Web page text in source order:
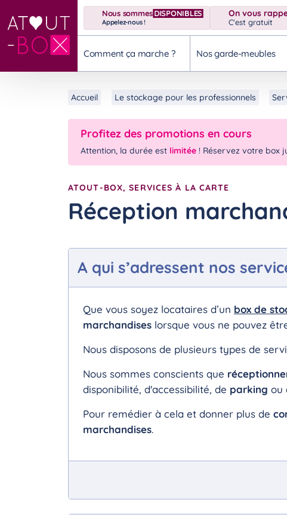
Nous sommes DISPONIBLES
Appelez-nous !
On vous
C'est gratuit
Comment ça marche ? Nos garde-meubles
Accueil Le stockage pour les professionnels
Profitez des promotions en cours
Attention, la durée est limitée ! Réservez votre box
ATOUT-BOX, SERVICES À LA CARTE
Réception
A qui s’adressent nos
Que vous soyez locataires d’un box de
marchandises lorsque vous ne pouvez
Nous disposons de plusieurs types de
Nous sommes conscients que
disponibilité, d'accessibilité, de parking ou
Pour remédier à cela et donner plus de
marchandises.